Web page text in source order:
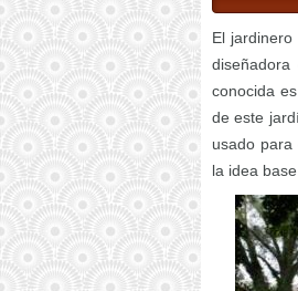
El
conocida
de este
usado para
la idea